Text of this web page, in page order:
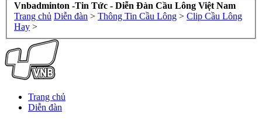
Vnbadminton -Tin Tức - Diễn Đàn Cầu Lông Việt Nam
Trang chủ Diễn đàn > Thông Tin Cầu Lông > Clip Cầu Lông
Hay >
Trang chủ
Diễn đàn